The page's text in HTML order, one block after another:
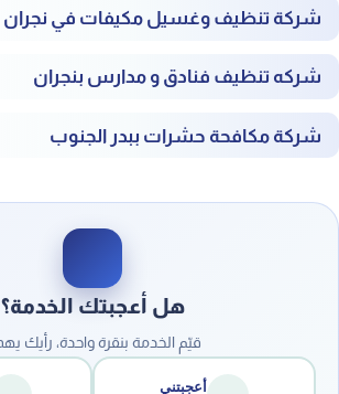
شركة تنظيف وغسيل مكيفات في نجران
شركه تنظيف فنادق و مدارس بنجران
شركة مكافحة حشرات ببدر الجنوب
هل أعجبتك الخدمة؟
قيّم الخدمة بنقرة واحدة، رأيك يهمنا!
أعجبتني